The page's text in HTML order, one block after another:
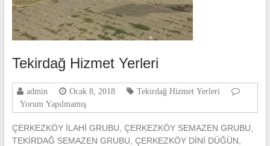
Tekirdağ Hizmet Yerleri
admin Ocak 8, 2018
Tekirdağ Hizmet Yerleri
Yorum Yapılmamış
ÇERKEZKÖY İLAHİ GRUBU, ÇERKEZKÖY SEMAZEN GRUBU,
TEKİRDAĞ SEMAZEN GRUBU, ÇERKEZKÖY DİNİ DÜĞÜN,